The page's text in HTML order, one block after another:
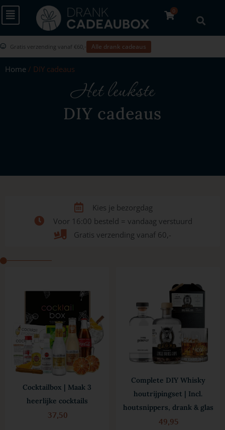
0
Gratis verzending vanaf €60,- Alle drank cadeaus
Home / DIY cadeaus
Het leukste
DIY cadeaus
Kies je bezorgdag
Voor 16:00 besteld = vandaag verstuurd
Gratis verzending vanaf 60,-
Cocktailbox | Maak 3
heerlijke cocktails
37,50
Complete DIY Whisky
houtrijpingset | Incl.
houtsnippers, drank & glas
49,95